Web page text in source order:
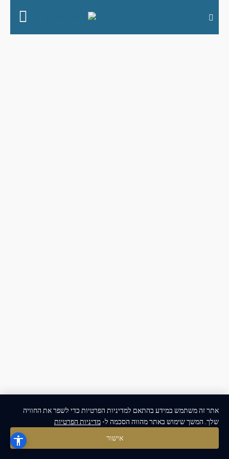
אתר זה משתמש במידע בהתאם למדיניות הפרטיות כדי לשפר את החוויה
שלך. המשך שימוש באתר מהווה הסכמה ל- מדיניות הפרטיות
אישור